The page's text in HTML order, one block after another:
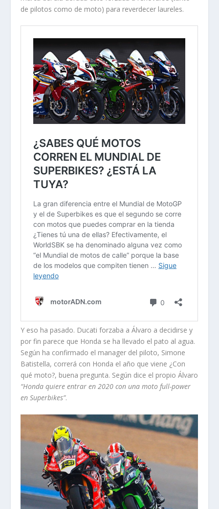
de pilotos como de moto) para reverdecer laureles.
Y eso ha pasado. Ducati forzaba a Álvaro a decidirse y
por fin parece que Honda se ha llevado el pato al agua.
Según ha confirmado el manager del piloto, Simone
Batistella, correrá con Honda el año que viene ¿Con
qué moto?, buena pregunta. Según dice el propio Álvaro
“Honda quiere entrar en 2020 con una moto full-power
en Superbikes”.